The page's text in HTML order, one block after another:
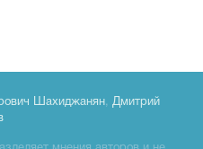
Шахиджанян, Дмитрий